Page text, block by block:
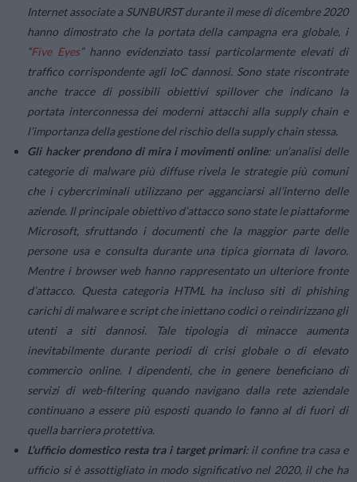
Internet associate a SUNBURST durante il mese di dicembre 2020
hanno dimostrato che la portata della campagna era globale, i
“Five Eyes” hanno evidenziato tassi particolarmente elevati di
traffico corrispondente agli IoC dannosi. Sono state riscontrate
anche tracce di possibili obiettivi spillover che indicano la
portata interconnessa dei moderni attacchi alla supply chain e
l’importanza della gestione del rischio della supply chain stessa.
Gli hacker prendono di mira i movimenti online: un’analisi delle
categorie di malware più diffuse rivela le strategie più comuni
che i cybercriminali utilizzano per agganciarsi all’interno delle
aziende. Il principale obiettivo d’attacco sono state le piattaforme
Microsoft, sfruttando i documenti che la maggior parte delle
persone usa e consulta durante una tipica giornata di lavoro.
Mentre i browser web hanno rappresentato un ulteriore fronte
d’attacco. Questa categoria HTML ha incluso siti di phishing
carichi di malware e script che iniettano codici o reindirizzano gli
utenti a siti dannosi. Tale tipologia di minacce aumenta
inevitabilmente durante periodi di crisi globale o di elevato
commercio online. I dipendenti, che in genere beneficiano di
servizi di web-filtering quando navigano dalla rete aziendale
continuano a essere più esposti quando lo fanno al di fuori di
quella barriera protettiva.
L’ufficio domestico resta tra i target primari: il confine tra casa e
ufficio si è assottigliato in modo significativo nel 2020, il che ha